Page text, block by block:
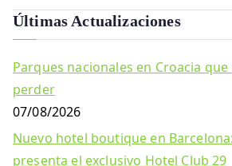
Últimas Actualizaciones
Parques nacionales en Croacia
perder
07/08/2026
Nuevo hotel boutique en
presenta el exclusivo Hotel Club 29